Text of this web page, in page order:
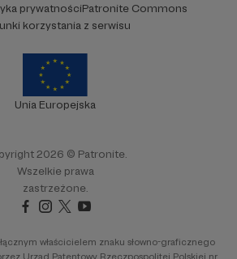
prywatnościPatronite Commons
korzystania z serwisu
Unia Europejska
2026 © Patronite.
Wszelkie prawa
zastrzeżone.
właścicielem znaku słowno-graficznego
Urząd Patentowy Rzeczpospolitej Polskiej nr